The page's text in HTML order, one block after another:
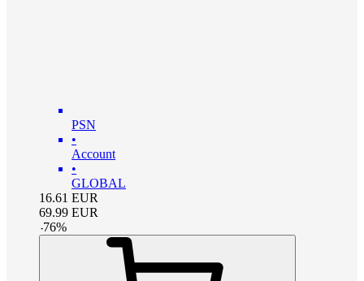
PSN
•
Account
•
GLOBAL
16.61 EUR
69.99 EUR
-76%